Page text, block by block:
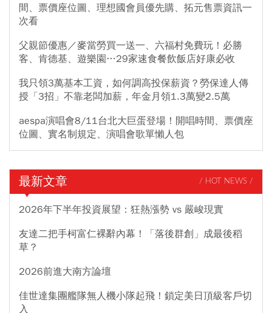
間、票價座位圖、理想國會員優先購、拓元售票資訊一
次看
父親節優惠／麥當勞買一送一、六福村免費玩！必勝
客、肯德基、遊樂園…29家速食餐飲飯店好康必收
我只領3萬基本工資，如何調高投保薪資？勞保達人傳
授「3招」不靠老闆加薪，年金月領1.3萬變2.5萬
aespa演唱會8/11台北大巨蛋登場！開唱時間、票價座
位圖、實名制規定、演唱會歌單懶人包
最新文章 / HOT NEWS /
2026年下半年投資展望：狂熱漲勢 vs 嚴峻現實
友達二把手柯富仁裸辭內幕！「落後群創」成最後稻
草？
2026前進大南方論壇
佳世達集團艦隊無人機小隊起飛！鎖定美日頂級客戶切
入